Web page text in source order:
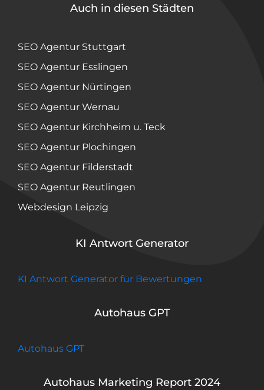
Auch in diesen Städten
SEO Agentur Stuttgart
SEO Agentur Esslingen
SEO Agentur Nürtingen
SEO Agentur Wernau
SEO Agentur Kirchheim u. Teck
SEO Agentur Plochingen
SEO Agentur Filderstadt
SEO Agentur Reutlingen
Webdesign Leipzig
KI Antwort Generator
KI Antwort Generator für Bewertungen
Autohaus GPT
Autohaus GPT
Autohaus Marketing Report 2024